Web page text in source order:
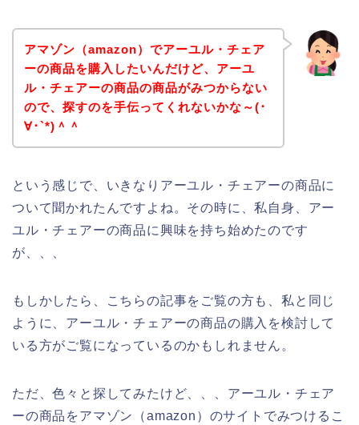
アマゾン（amazon）でアーユル・チェア
ーの商品を購入したいんだけど、アーユ
ル・チェアーの商品の商品がみつからない
ので、探すのを手伝ってくれないかな～(･
∀･`*)＾＾
という感じで、いきなりアーユル・チェアーの商品に
ついて聞かれたんですよね。その時に、私自身、アー
ユル・チェアーの商品に興味を持ち始めたのです
が、、、
もしかしたら、こちらの記事をご覧の方も、私と同じ
ように、アーユル・チェアーの商品の購入を検討して
いる方がご覧になっているのかもしれません。
ただ、色々と探してみたけど、、、アーユル・チェア
ーの商品をアマゾン（amazon）のサイトでみつけるこ